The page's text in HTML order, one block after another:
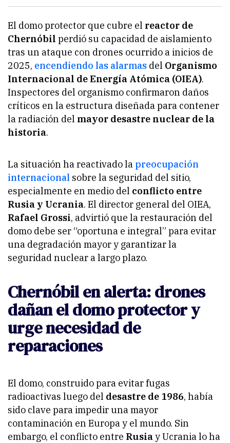
El domo protector que cubre el reactor de
Chernóbil perdió su capacidad de aislamiento
tras un ataque con drones ocurrido a inicios de
2025, encendiendo las alarmas del Organismo
Internacional de Energía Atómica (OIEA).
Inspectores del organismo confirmaron daños
críticos en la estructura diseñada para contener
la radiación del mayor desastre nuclear de la
historia.
La situación ha reactivado la preocupación
internacional sobre la seguridad del sitio,
especialmente en medio del conflicto entre
Rusia y Ucrania. El director general del OIEA,
Rafael Grossi, advirtió que la restauración del
domo debe ser “oportuna e integral” para evitar
una degradación mayor y garantizar la
seguridad nuclear a largo plazo.
Chernóbil en alerta: drones
dañan el domo protector y
urge necesidad de
reparaciones
El domo, construido para evitar fugas
radioactivas luego del desastre de 1986, había
sido clave para impedir una mayor
contaminación en Europa y el mundo. Sin
embargo, el conflicto entre Rusiay Ucrania lo ha